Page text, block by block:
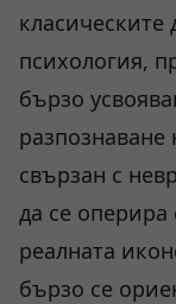
психология,
бързо
разпознаване
свързан с
да се оперира
реалната
бързо се